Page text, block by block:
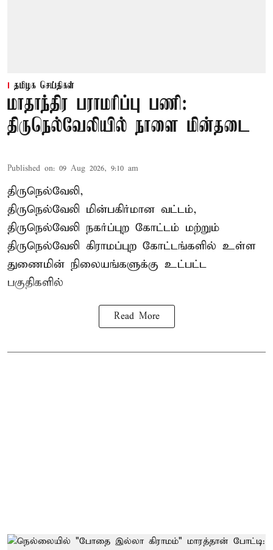
தமிழக செய்திகள்
மாதாந்திர பராமரிப்பு பணி:
திருநெல்வேலியில் நாளை மின்தடை
Published on: 09 Aug 2026, 9:10 am
திருநெல்வேலி,
திருநெல்வேலி மின்பகிர்மான வட்டம்,
திருநெல்வேலி நகர்ப்புற கோட்டம் மற்றும்
திருநெல்வேலி கிராமப்புற கோட்டங்களில் உள்ள
துணைமின் நிலையங்களுக்கு உட்பட்ட
பகுதிகளில்
Read More